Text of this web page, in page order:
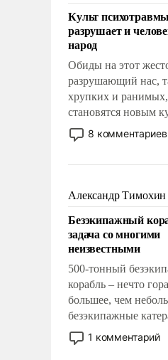
Культ психотравмы
разрушает и
народ
Обиды на этот
разрушающий нас,
хрупких и ранимых,
становятся новым
постепенно
отменяя
мужественным и
ударами судьбы,
ответственность,
слабым, идти
адаптироваться.
8 комментариев
Александр Тимохин
Безэкипажный
задача со многими
неизвестными
500-тонный
корабль – нечто
большее, чем
безэкипажные
применение
стало
1 комментарий